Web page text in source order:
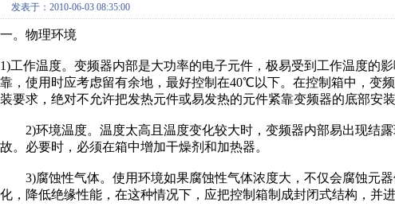
发表于：2010-06-03 08:35:00
一。物理环境
1)工作温度。变频器内部是大功率的电子元件，极易受到工作温度的
靠，使用时应考虑留有余地，最好控制在40℃以下。在控制箱中，变
装要求，绝对不允许把发热元件或易发热的元件紧靠变频器的底部安装
2)环境温度。温度太高且温度变化较大时，变频器内部易出现结
故。必要时，必须在箱中增加干燥剂和加热器。
3)腐蚀性气体。使用环境如果腐蚀性气体浓度大，不仅会腐蚀元
化，降低绝缘性能，在这种情况下，应把控制箱制成封闭式结构，并进